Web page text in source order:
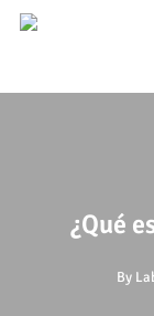
Skip
content
¿Qué
By